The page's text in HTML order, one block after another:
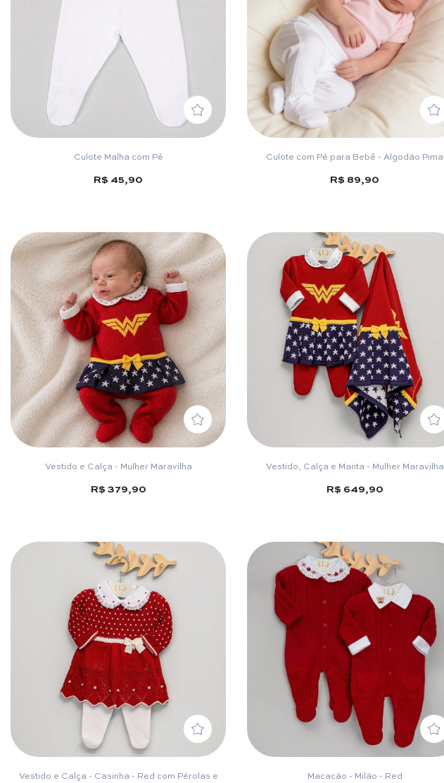
Culote Malha com Pé
R$ 45,90
Culote com Pé para Bebê - Algodão Pima
R$ 89,90
Vestido e Calça - Mulher Maravilha
R$ 379,90
Vestido, Calça e Manta - Mulher Maravilha
R$ 649,90
Vestido e Calça - Casinha - Red com Pérolas e
Macacão - Milão - Red